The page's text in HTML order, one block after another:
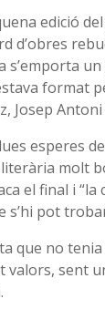
edició
d’obres
s’emporta
format
Josep
esperes
molt
el final i “la
s’hi pot
que no
valors, sent